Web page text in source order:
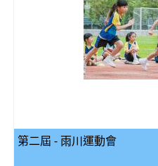
第二屆 - 雨川運動會